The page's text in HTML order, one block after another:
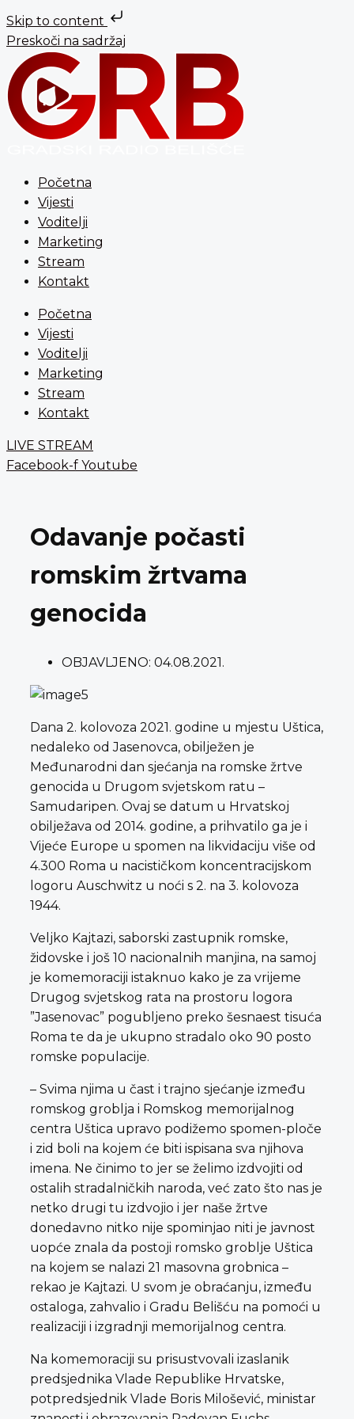
Skip to content
Preskoči na sadržaj
Početna
Vijesti
Voditelji
Marketing
Stream
Kontakt
Početna
Vijesti
Voditelji
Marketing
Stream
Kontakt
LIVE STREAM
Facebook-f Youtube
Odavanje počasti
romskim žrtvama
genocida
OBJAVLJENO: 04.08.2021.
Dana 2. kolovoza 2021. godine u mjestu Uštica,
nedaleko od Jasenovca, obilježen je
Međunarodni dan sjećanja na romske žrtve
genocida u Drugom svjetskom ratu –
Samudaripen. Ovaj se datum u Hrvatskoj
obilježava od 2014. godine, a prihvatilo ga je i
Vijeće Europe u spomen na likvidaciju više od
4.300 Roma u nacističkom koncentracijskom
logoru Auschwitz u noći s 2. na 3. kolovoza
1944.
Veljko Kajtazi, saborski zastupnik romske,
židovske i još 10 nacionalnih manjina, na samoj
je komemoraciji istaknuo kako je za vrijeme
Drugog svjetskog rata na prostoru logora
”Jasenovac” pogubljeno preko šesnaest tisuća
Roma te da je ukupno stradalo oko 90 posto
romske populacije.
– Svima njima u čast i trajno sjećanje između
romskog groblja i Romskog memorijalnog
centra Uštica upravo podižemo spomen-ploče
i zid boli na kojem će biti ispisana sva njihova
imena. Ne činimo to jer se želimo izdvojiti od
ostalih stradalničkih naroda, već zato što nas je
netko drugi tu izdvojio i jer naše žrtve
donedavno nitko nije spominjao niti je javnost
uopće znala da postoji romsko groblje Uštica
na kojem se nalazi 21 masovna grobnica –
rekao je Kajtazi. U svom je obraćanju, između
ostaloga, zahvalio i Gradu Belišću na pomoći u
realizaciji i izgradnji memorijalnog centra.
Na komemoraciji su prisustvovali izaslanik
predsjednika Vlade Republike Hrvatske,
potpredsjednik Vlade Boris Milošević, ministar